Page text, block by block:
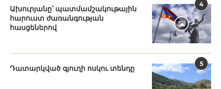
4
Ախուրյանը՝ պատմամշակութային
հարուստ ժառանգության
հասցեներով
5
Դատարկված գյուղի ոսկու տենդը